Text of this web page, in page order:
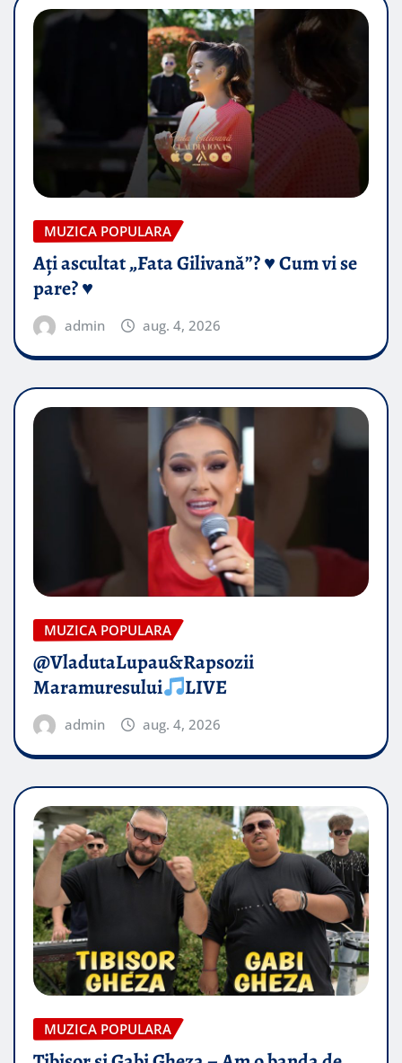
MUZICA POPULARA
Ați ascultat „Fata Gilivană”? ♥️ Cum vi se
pare? ♥️
admin aug. 4, 2026
MUZICA POPULARA
@VladutaLupau&Rapsozii
Maramuresului
LIVE
admin aug. 4, 2026
MUZICA POPULARA